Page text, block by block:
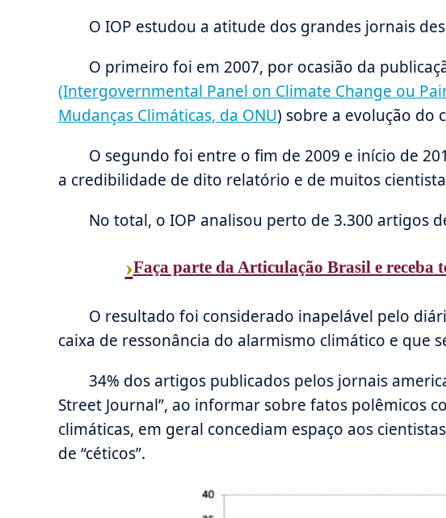
O IOP estudou a atitude dos grandes jornais
O primeiro foi em 2007, por ocasião da
(Intergovernmental Panel on Climate Change ou
Mudanças Climáticas, da ONU) sobre a evolução do
O segundo foi entre o fim de 2009 e início de
a credibilidade de dito relatório e de muitos
No total, o IOP analisou perto de 3.300 artigos
›Faça parte da Articulação Brasil e receba
O resultado foi considerado inapelável pelo
caixa de ressonância do alarmismo climático e que
34% dos artigos publicados pelos jornais
Street Journal”, ao informar sobre fatos polêmicos
climáticas, em geral concediam espaço aos
de “céticos”.